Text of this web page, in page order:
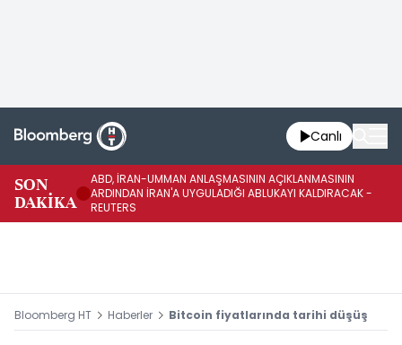
Canlı
SON
DAKİKA
ABD, İRAN-UMMAN ANLAŞMASININ AÇIKLANMASININ
ARDINDAN İRAN'A UYGULADIĞI ABLUKAYI KALDIRACAK -
REUTERS
Bloomberg HT Haberler Bitcoin fiyatlarında tarihi düşüş